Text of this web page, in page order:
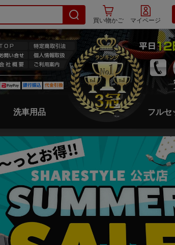
買い物かご マイページ